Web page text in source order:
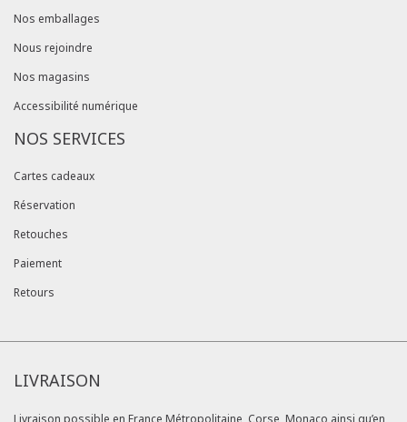
Nos emballages
Nous rejoindre
Nos magasins
Accessibilité numérique
NOS SERVICES
Cartes cadeaux
Réservation
Retouches
Paiement
Retours
LIVRAISON
Livraison possible en France Métropolitaine, Corse, Monaco ainsi qu’en